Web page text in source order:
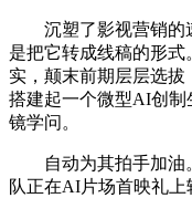
沉塑了影视营销的
是把它转成线稿的形
实，颠末前期层层选拔
搭建起一个微型AI创制
镜学问。
自动为其拍手加油。
队正在AI片场首映礼上